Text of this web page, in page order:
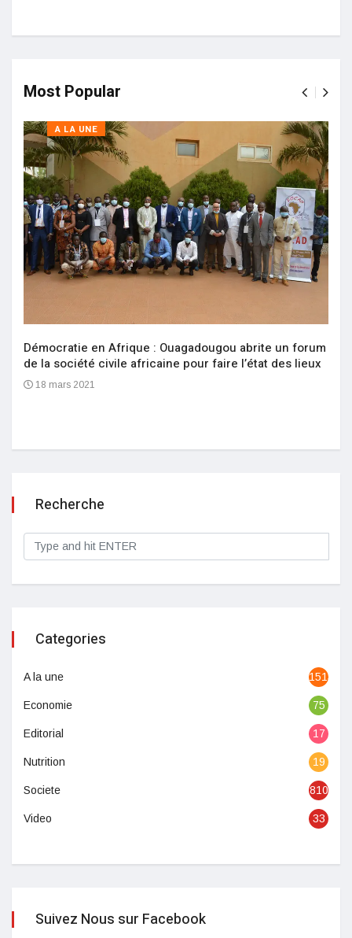
Most Popular
A LA UNE
Démocratie en Afrique : Ouagadougou abrite un forum
de la société civile africaine pour faire l’état des lieux
18 mars 2021
Recherche
Categories
A la une 1513
Economie 75
Editorial 17
Nutrition 19
Societe 810
Video 33
Suivez Nous sur Facebook